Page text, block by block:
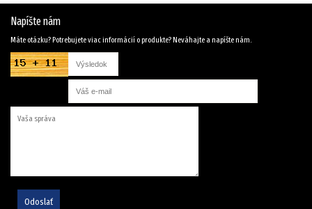
Napíšte nám
Máte otázku? Potrebujete viac informácií o produkte? Neváhajte a napíšte nám.
Odoslať